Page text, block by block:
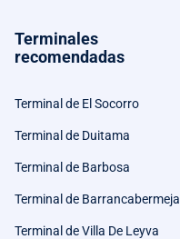
Terminales
recomendadas
Terminal de El Socorro
Terminal de Duitama
Terminal de Barbosa
Terminal de Barrancabermeja
Terminal de Villa De Leyva